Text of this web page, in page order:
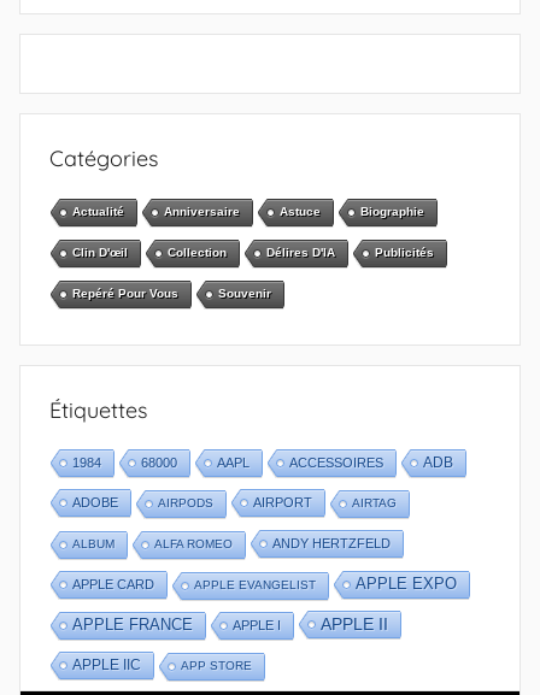
Catégories
Actualité Anniversaire Astuce Biographie
Clin D'œil Collection Délires D'IA Publicités
Repéré Pour Vous Souvenir
Étiquettes
1984 68000 AAPL ACCESSOIRES ADB
ADOBE AIRPODS AIRPORT AIRTAG
ALBUM ALFA ROMEO ANDY HERTZFELD
APPLE CARD APPLE EVANGELIST APPLE EXPO
APPLE FRANCE APPLE I APPLE II
APPLE IIC APP STORE